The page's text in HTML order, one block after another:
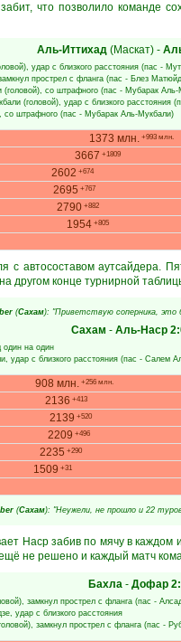
что позволило команде
Аль-Иттихад(Маскат)-
удар с близкого расстояния (пас -
прострел с фланга (пас - Блез
(головой), со штрафного (пас - Мубарак Аль-
(головой), удар с близкого расстояния
, со штрафного (пас - Мубарак Аль-Мукбали)
1373 млн. +993 млн.
3667 +1809
2602 +674
2695 +767
2790+882
1954 +805
с автосоставом аутсайдера.
другом конце турнирной
(Сахам): "Приветствую соперника, это
Сахам - Аль-Наср
один на один
, удар с близкого расстояния (пас - Салем
908 млн. +256 млн.
2136 +413
2139 +520
2209 +496
2235 +290
1509 +31
(Сахам): "Неужели, не прошло и 22
Наср забив по мячу в каждом
не решено и каждый матч
Бахла - Дофар
замкнул прострел с фланга (пас -
, удар с близкого расстояния
замкнул прострел с фланга (пас -